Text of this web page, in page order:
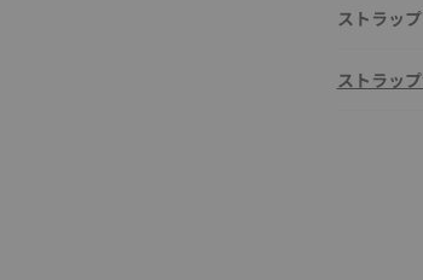
ストラップ
ストラッ